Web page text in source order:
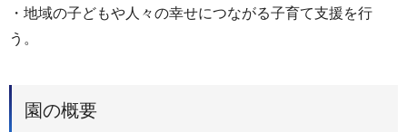
・地域の子どもや人々の幸せにつながる子育て支援を行
う。
園の概要